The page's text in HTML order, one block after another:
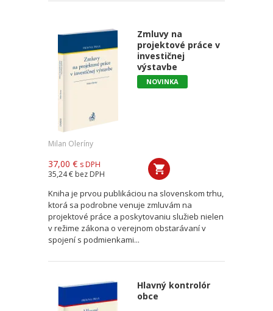
Zmluvy na
projektové práce v
investičnej
výstavbe
NOVINKA
Milan Oleríny
37,00 € s DPH
35,24 € bez DPH
Kniha je prvou publikáciou na slovenskom trhu,
ktorá sa podrobne venuje zmluvám na
projektové práce a poskytovaniu služieb nielen
v režime zákona o verejnom obstarávaní v
spojení s podmienkami...
Hlavný kontrolór
obce